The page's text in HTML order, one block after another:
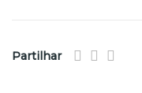
Partilhar